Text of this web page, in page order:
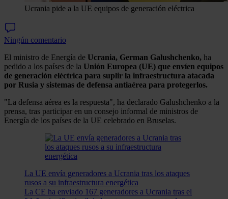
Ucrania pide a la UE equipos de generación eléctrica
Ningún comentario
El ministro de Energía de Ucrania, German Galushchenko, ha
pedido a los países de la Unión Europea (UE) que envíen equipos
de generación eléctrica para suplir la infraestructura atacada
por Rusia y sistemas de defensa antiaérea para protegerlos.
"La defensa aérea es la respuesta", ha declarado Galushchenko a la
prensa, tras participar en un consejo informal de ministros de
Energía de los países de la UE celebrado en Bruselas.
La UE envía generadores a Ucrania tras los ataques
rusos a su infraestructura energética
La CE ha enviado 167 generadores a Ucrania tras el